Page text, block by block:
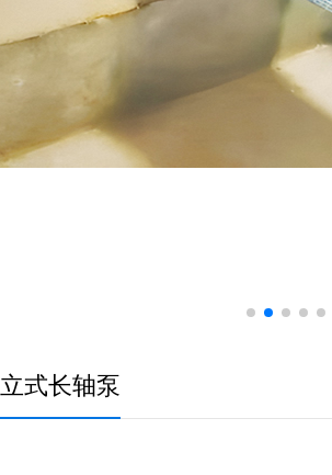
立式长轴泵